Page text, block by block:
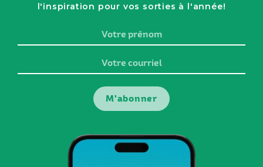
l'inspiration pour vos sorties à l'année!
prénom
courriel